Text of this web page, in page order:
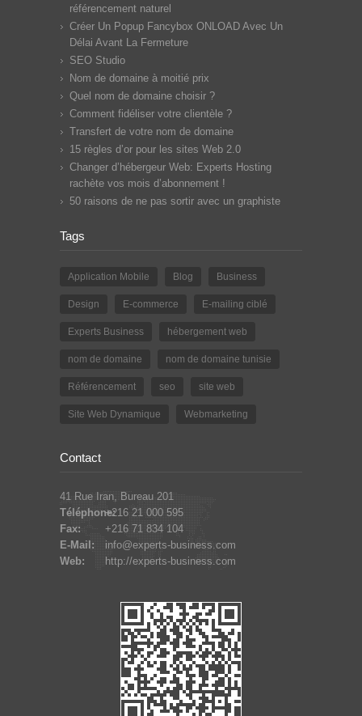
référencement naturel
Créer Un Popup Fancybox ONLOAD Avec Un
Délai Avant La Fermeture
SEO Studio
Nom de domaine à moitié prix
Quel nom de domaine choisir ?
Comment fidéliser votre clientèle ?
Transfert de votre nom de domaine
15 règles d’or pour les sites Web 2.0
Changer d’hébergeur Web: Experts Hosting
rachète vos mois d’abonnement !
50 raisons de ne pas sortir avec un graphiste
Tags
Application Mobile Blog Business
Design E-commerce E-mailing ciblé
Experts Business hébergement web
nom de domaine nom de domaine tunisie
Référencement seo site web
Site Web Dynamique Webmarketing
Contact
41 Rue Iran, Bureau 201
Téléphone:+216 21 000 595
Fax:
+216 71 834 104
E-Mail:
info@experts-business.com
Web:
http://experts-business.com